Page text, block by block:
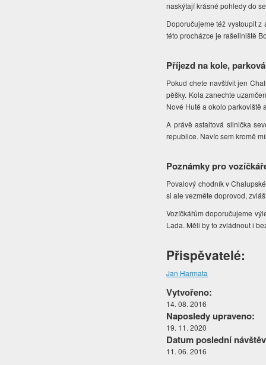
naskýtají krásné pohledy do
Doporučujeme též vystoupit
této procházce je rašeliniště
Příjezd na kole,
Pokud chete navštívit jen
pěšky. Kola zanechte
Nové Hutě a okolo parkoviště
A právě asfaltová silnička
republice. Navíc sem kromě
Poznámky pro
Povalový chodník v
si ale vezměte doprovod,
Vozíčkářům doporučujeme
Lada. Měli by to zvládnout i
Přispěvatelé:
Jan Harmata
Vytvořeno:
14. 08. 2016
Naposledy upraveno:
19. 11. 2020
Datum poslední
11. 06. 2016